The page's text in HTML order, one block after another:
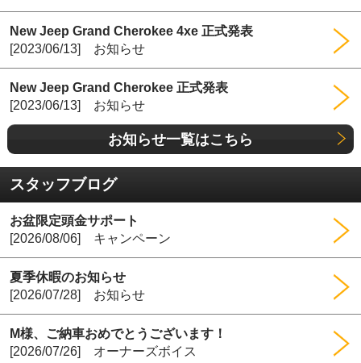
New Jeep Grand Cherokee 4xe 正式発表
[2023/06/13] お知らせ
New Jeep Grand Cherokee 正式発表
[2023/06/13] お知らせ
お知らせ一覧はこちら
スタッフブログ
お盆限定頭金サポート
[2026/08/06] キャンペーン
夏季休暇のお知らせ
[2026/07/28] お知らせ
M様、ご納車おめでとうございます！
[2026/07/26] オーナーズボイス